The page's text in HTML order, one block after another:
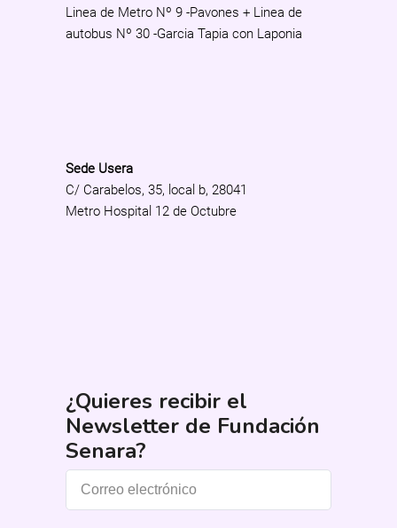
Linea de Metro Nº 9 -Pavones + Linea de
autobus Nº 30 -Garcia Tapia con Laponia
Sede Usera
C/ Carabelos, 35, local b, 28041
Metro Hospital 12 de Octubre
¿Quieres recibir el
Newsletter de Fundación
Senara?